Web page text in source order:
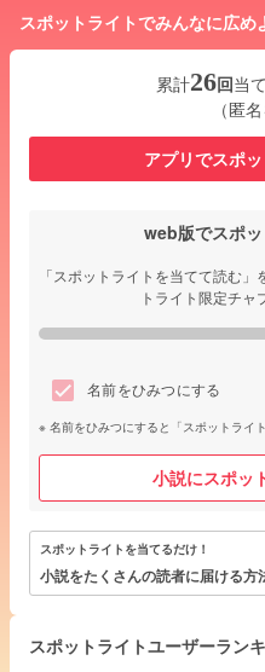
スポットライトでみんなに広め
累計26回当
（匿
アプリでスポ
web版でスポ
「スポットライトを当てて読む
トライト限定チャ
名前をひみつにする
名前をひみつにすると「スポットライ
小説にスポッ
スポットライトを当てるだけ！
小説をたくさんの読者に届ける方
スポットライトユーザーラン